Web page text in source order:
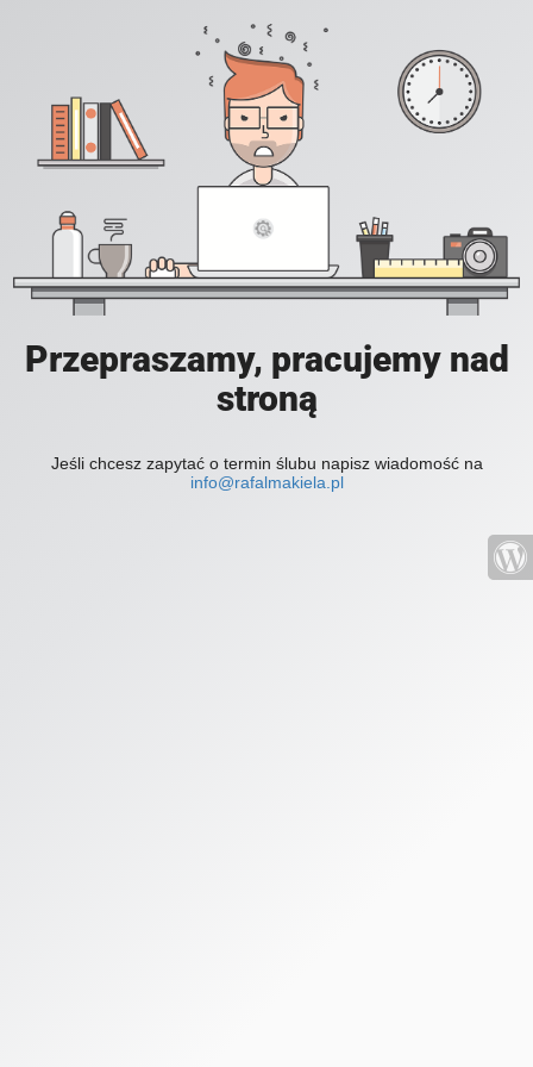
Przepraszamy, pracujemy nad
stroną
Jeśli chcesz zapytać o termin ślubu napisz wiadomość na
info@rafalmakiela.pl